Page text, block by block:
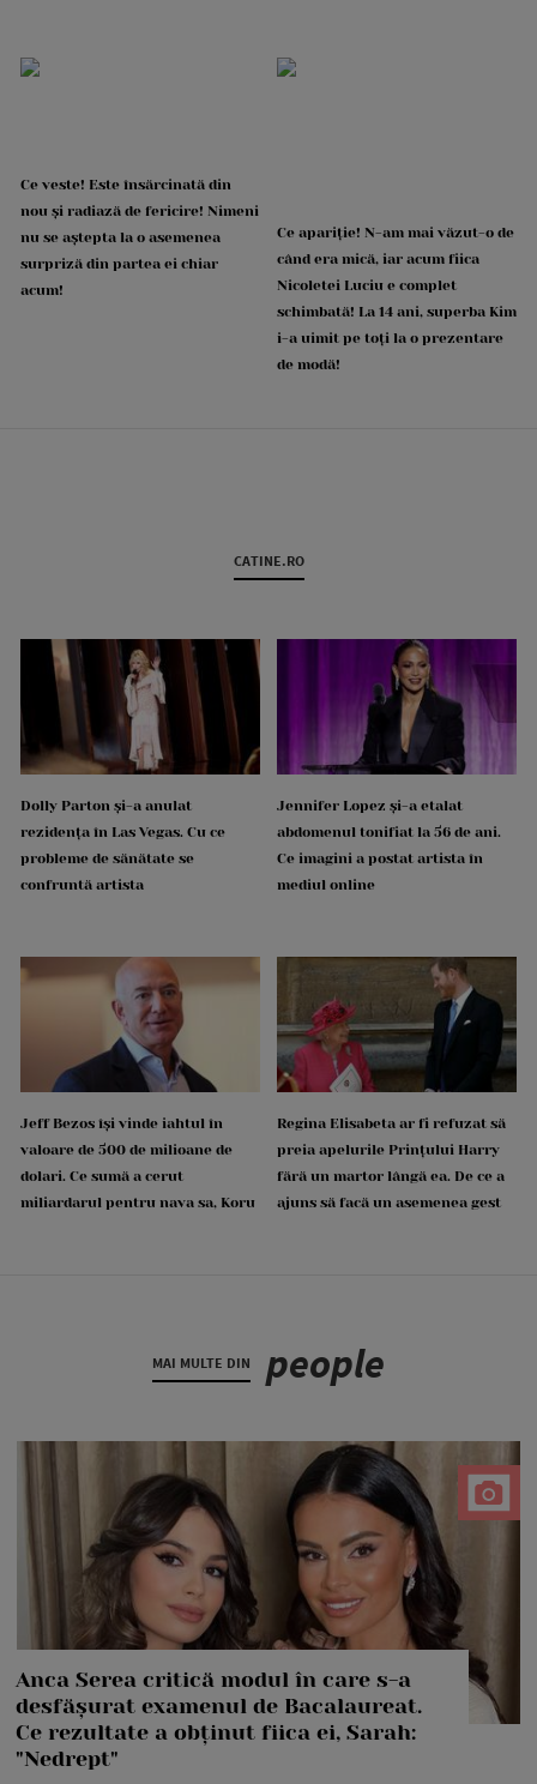
Ce veste! Este însărcinată din
nou și radiază de fericire! Nimeni
nu se aștepta la o asemenea
surpriză din partea ei chiar
acum!
Ce apariție! N-am mai văzut-o de
când era mică, iar acum fiica
Nicoletei Luciu e complet
schimbată! La 14 ani, superba Kim
i-a uimit pe toți la o prezentare
de modă!
CATINE.RO
Dolly Parton și-a anulat
rezidența în Las Vegas. Cu ce
probleme de sănătate se
confruntă artista
Jennifer Lopez și-a etalat
abdomenul tonifiat la 56 de ani.
Ce imagini a postat artista în
mediul online
Jeff Bezos își vinde iahtul în
valoare de 500 de milioane de
dolari. Ce sumă a cerut
miliardarul pentru nava sa, Koru
Regina Elisabeta ar fi refuzat să
preia apelurile Prințului Harry
fără un martor lângă ea. De ce a
ajuns să facă un asemenea gest
MAI MULTE DIN people
Anca Serea critică modul în care s-a
desfășurat examenul de Bacalaureat.
Ce rezultate a obținut fiica ei, Sarah:
"Nedrept"